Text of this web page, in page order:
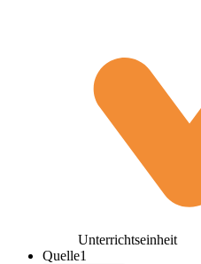
Unterrichtseinheit
Quelle1